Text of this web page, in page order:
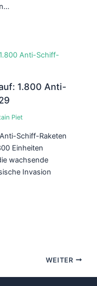
1.800 Anti-
Piet
Schiff-Raketen
Einheiten
wachsende
Invasion
WEITER